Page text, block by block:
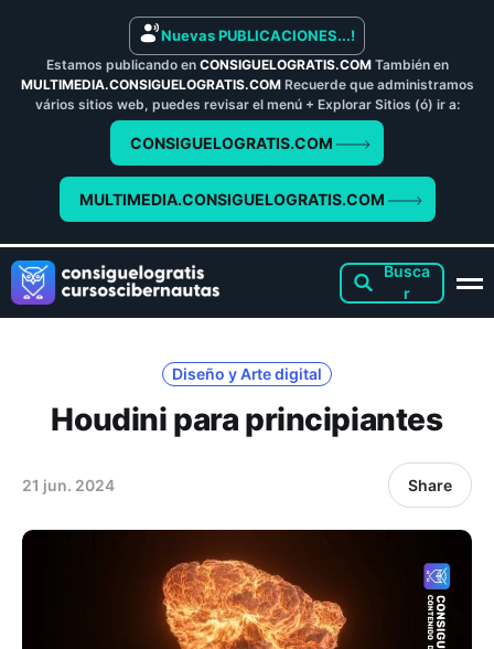
Nuevas PUBLICACIONES...!
Estamos publicando en CONSIGUELOGRATIS.COMTambién en
MULTIMEDIA.CONSIGUELOGRATIS.COMRecuerde que administramos
vários sitios web, puedes revisar el menú + Explorar Sitios (ó) ir a:
CONSIGUELOGRATIS.COM
MULTIMEDIA.CONSIGUELOGRATIS.COM
Diseño y Arte digital
Houdini para principiantes
21 jun. 2024 Share